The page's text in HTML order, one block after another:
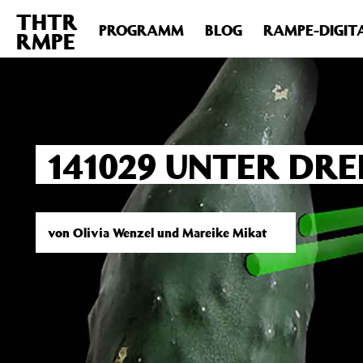
Deprecated : Die Funktion post_permalink ist seit Version
includes/functions.phpon line6031
THTR
RMPE PROGRAMM BLOG RAMPE-
141029 UNTER
von Olivia Wenzel und Mareike Mikat